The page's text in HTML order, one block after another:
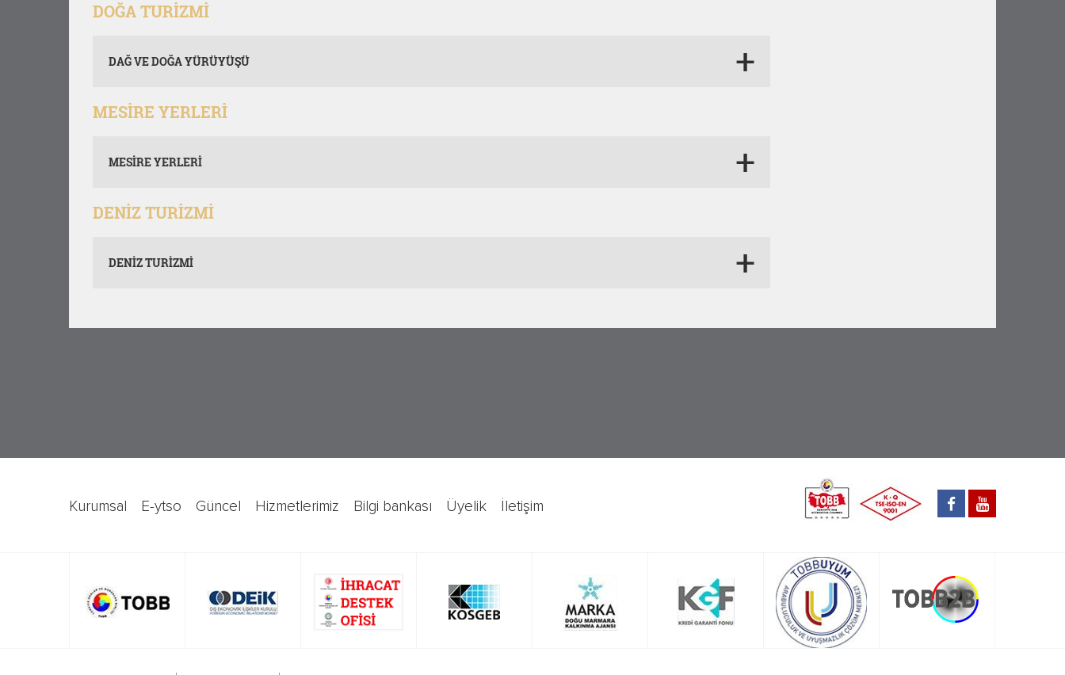
DOĞA TURİZMİ
DAĞ VE DOĞA YÜRÜYÜŞÜ
MESİRE YERLERİ
MESİRE YERLERİ
DENİZ TURİZMİ
DENİZ TURİZMİ
kurumsal e-ytso güncel hizmetlerimiz bilgi bankası üyelik i̇letişim